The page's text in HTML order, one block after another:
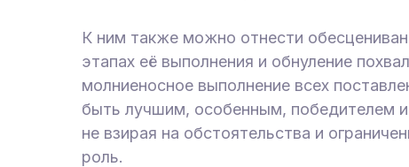
К ним также можно отнести
этапах её выполнения и обнуление
молниеносное выполнение всех
быть лучшим, особенным, победителем
не взирая на обстоятельства и
роль.